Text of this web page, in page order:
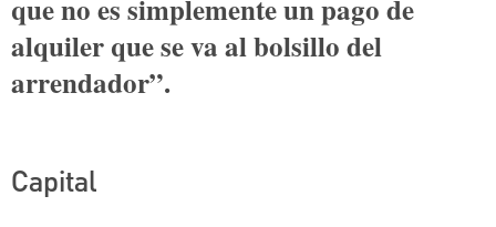
que no es simplemente un pago de
alquiler que se va al bolsillo del
arrendador”.
Capital